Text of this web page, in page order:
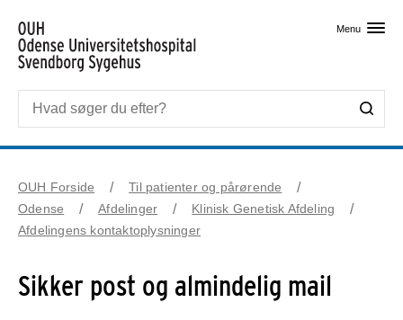
Menu
OUH Forside
Til patienter og pårørende
Odense
Afdelinger
Klinisk Genetisk Afdeling
Afdelingens kontaktoplysninger
Sikker post og almindelig mail